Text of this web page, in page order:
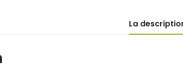
La